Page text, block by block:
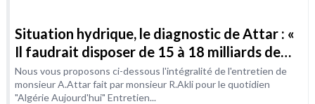
Situation hydrique, le diagnostic de Attar : «
Il faudrait disposer de 15 à 18 milliards de
m3 / an d’ici à 2030 »
Nous vous proposons ci-dessous l'intégralité de l'entretien de
monsieur A.Attar fait par monsieur R.Akli pour le quotidien
"Algérie Aujourd'hui" Entretien...